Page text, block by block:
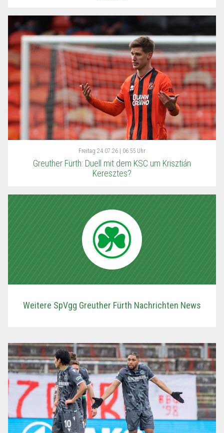
Freitag 24.07.26 | 06:55 Uhr
Greuther Fürth: Duell mit dem KSC um Krisztián
Keresztes?
Weitere SpVgg Greuther Fürth Nachrichten News